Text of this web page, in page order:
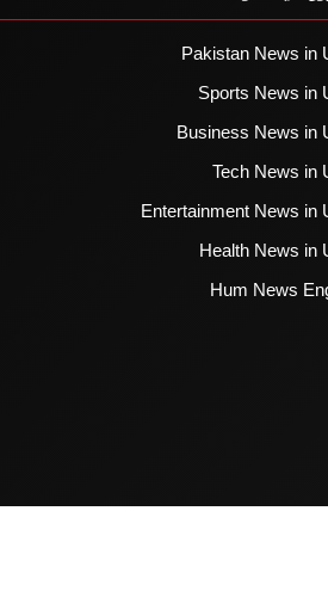
Pakistan News in
Sports News in
Business News in
Tech News in
Entertainment News in
Health News in
Hum News